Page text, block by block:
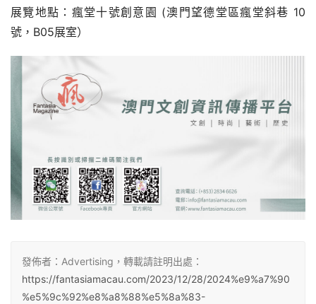
展覽地點：瘋堂十號創意園 (澳門望德堂區瘋堂斜巷 10
號，B05展室）
發佈者：Advertising，轉載請註明出處：
https://fantasiamacau.com/2023/12/28/2024%e9%a7%90
%e5%9c%92%e8%a8%88%e5%8a%83-